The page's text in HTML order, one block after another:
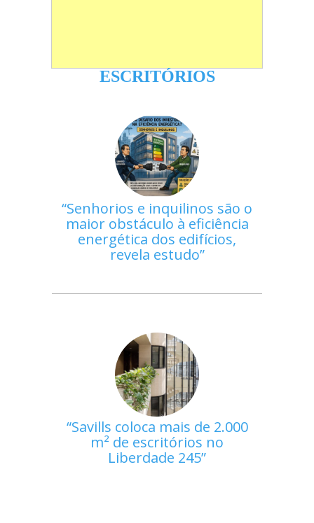
ESCRITÓRIOS
Senhorios e inquilinos são o
maior obstáculo à eficiência
energética dos edifícios,
revela estudo
Savills coloca mais de 2.000
m² de escritórios no
Liberdade 245